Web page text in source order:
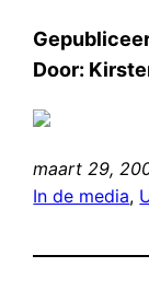
Door:
maart 29,
In de media,